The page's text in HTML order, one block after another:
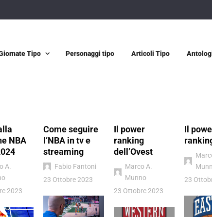
Tipo Personaggi tipo Articoli Tipo
NBA
A.
2023
Come seguire
l’NBA in tv e
streaming
Fabio Fantoni
23 Ottobre 2023
Il power
ranking
dell’Ovest
Marco A.
Munno
23 Ottobre 2023
Il
23